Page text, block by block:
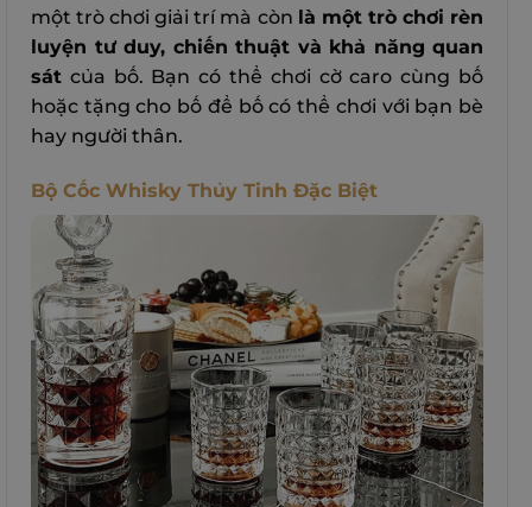
một trò chơi giải trí mà còn là một trò chơi rèn
luyện tư duy, chiến thuật và khả năng quan
sát của bố. Bạn có thể chơi cờ caro cùng bố
hoặc tặng cho bố để bố có thể chơi với bạn bè
hay người thân.
Bộ Cốc Whisky Thủy Tinh Đặc Biệt